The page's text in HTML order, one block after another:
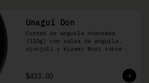
Unagui Don
Cortes de anguila horneada
(110g) con salsa de anguila,
ajonjolí y Kizami Nori sobre
$433.00